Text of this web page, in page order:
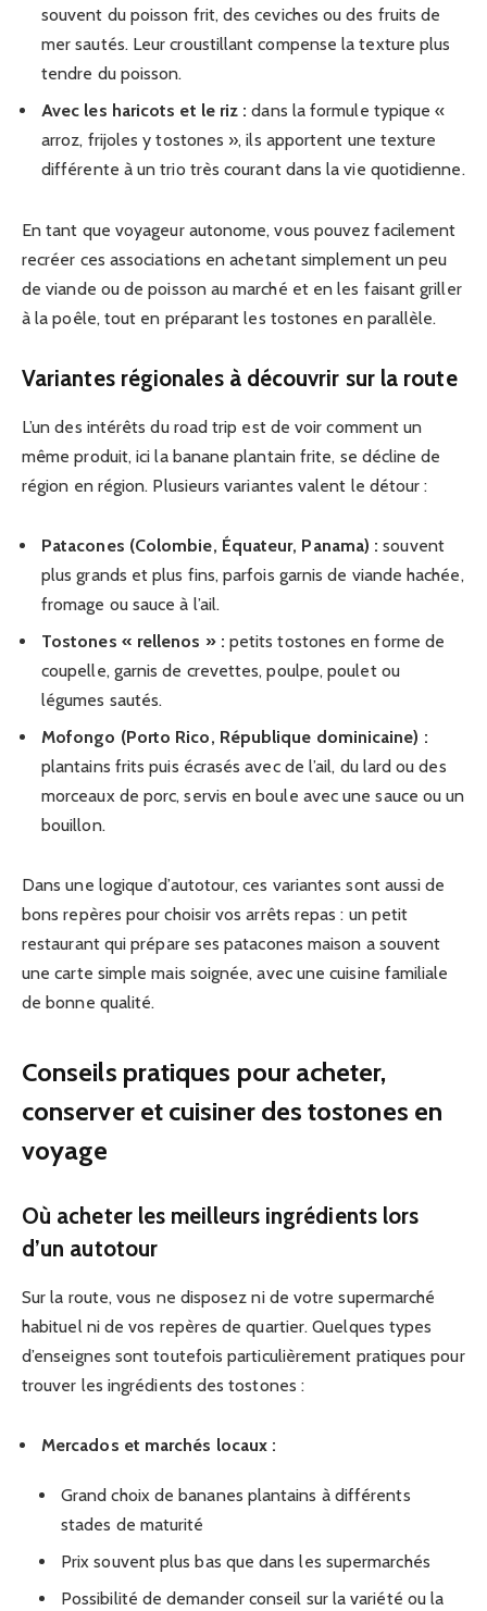
souvent du poisson frit, des ceviches ou des fruits de
mer sautés. Leur croustillant compense la texture plus
tendre du poisson.
Avec les haricots et le riz : dans la formule typique «
arroz, frijoles y tostones », ils apportent une texture
différente à un trio très courant dans la vie quotidienne.
En tant que voyageur autonome, vous pouvez facilement
recréer ces associations en achetant simplement un peu
de viande ou de poisson au marché et en les faisant griller
à la poêle, tout en préparant les tostones en parallèle.
Variantes régionales à découvrir sur la route
L’un des intérêts du road trip est de voir comment un
même produit, ici la banane plantain frite, se décline de
région en région. Plusieurs variantes valent le détour :
Patacones (Colombie, Équateur, Panama) : souvent
plus grands et plus fins, parfois garnis de viande hachée,
fromage ou sauce à l’ail.
Tostones « rellenos » : petits tostones en forme de
coupelle, garnis de crevettes, poulpe, poulet ou
légumes sautés.
Mofongo (Porto Rico, République dominicaine) :
plantains frits puis écrasés avec de l’ail, du lard ou des
morceaux de porc, servis en boule avec une sauce ou un
bouillon.
Dans une logique d’autotour, ces variantes sont aussi de
bons repères pour choisir vos arrêts repas : un petit
restaurant qui prépare ses patacones maison a souvent
une carte simple mais soignée, avec une cuisine familiale
de bonne qualité.
Conseils pratiques pour acheter,
conserver et cuisiner des tostones en
voyage
Où acheter les meilleurs ingrédients lors
d’un autotour
Sur la route, vous ne disposez ni de votre supermarché
habituel ni de vos repères de quartier. Quelques types
d’enseignes sont toutefois particulièrement pratiques pour
trouver les ingrédients des tostones :
Mercados et marchés locaux :
Grand choix de bananes plantains à différents
stades de maturité
Prix souvent plus bas que dans les supermarchés
Possibilité de demander conseil sur la variété ou la